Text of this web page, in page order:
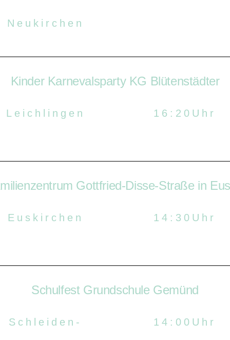
Neukirchen
Kinder Karnevalsparty KG Blütenstädter
Leichlingen 16:20Uhr
Gottfried-Disse-Straße in
Euskirchen 14:30Uhr
Schulfest Grundschule Gemünd
Schleiden- 14:00Uhr